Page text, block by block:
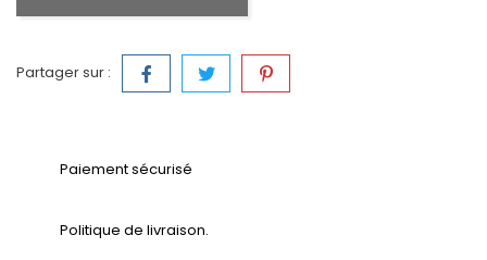
Partager sur :
Paiement sécurisé
Politique de livraison.